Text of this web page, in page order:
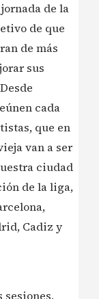
de la
de que
de más
sus
cada
que en
van a ser
ciudad
de la liga,
Cadiz y
sesiones,